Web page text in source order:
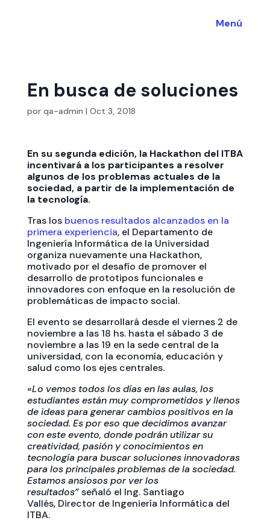
Menú
En busca de soluciones
por qa-admin | Oct 3, 2018
En su segunda edición, la Hackathon del ITBA
incentivará a los participantes a resolver
algunos de los problemas actuales de la
sociedad, a partir de la implementación de
la tecnología.
Tras losbuenos resultados alcanzados en la
primera experiencia, el Departamento de
Ingeniería Informática de la Universidad
organiza nuevamente una Hackathon,
motivado por el desafío de promover el
desarrollo de prototipos funcionales e
innovadores con enfoque en la resolución de
problemáticas de impacto social.
El evento se desarrollará desde el viernes 2 de
noviembre a las 18 hs. hasta el sábado 3 de
noviembre a las 19 en la sede central de la
universidad, con la economía, educación y
salud como los ejes centrales.
«Lo vemos todos los días en las aulas, los
estudiantes están muy comprometidos y llenos
de ideas para generar cambios positivos en la
sociedad. Es por eso que decidimos avanzar
con este evento, donde podrán utilizar su
creatividad, pasión y conocimientos en
tecnología para buscar soluciones innovadoras
para los principales problemas de la sociedad.
Estamos ansiosos por ver los
resultados”señaló el Ing. Santiago
Vallés, Director de Ingeniería Informática del
ITBA.